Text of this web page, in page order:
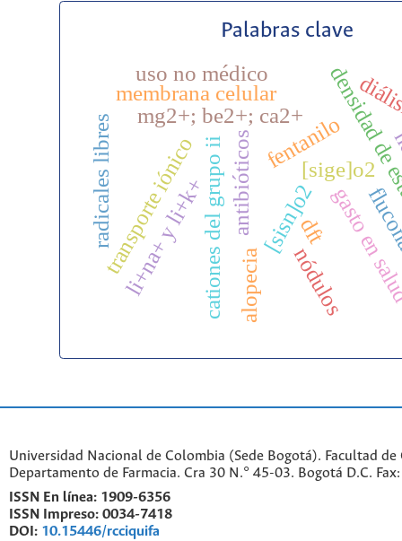
Palabras clave
cationes del grupo ii
mg2+; be2+; ca2+
transporte iónico [sige]o2
[sisn]o2
membrana celular
gasto
antibióticos
li+na+ y li+k+ dft
radicales libres
nódulos
fentanilo
uso no médico
alopecia
Universidad Nacional de Colombia (Sede Bogotá). Facultad de
Departamento de Farmacia. Cra 30 N.° 45-03. Bogotá D.C.
ISSN En línea: 1909-6356
ISSN Impreso: 0034-7418
DOI: 10.15446/rcciquifa